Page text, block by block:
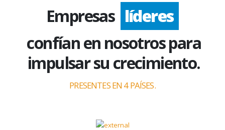
Empresas líderes
confían en nosotros para
impulsar su crecimiento.
PRESENTES EN 4 PAÍSES.